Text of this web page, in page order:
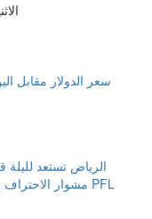
الاثنين 10 أغسطس
سعر الدولار مقابل